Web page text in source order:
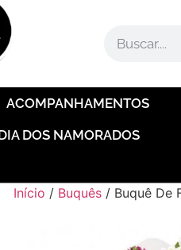
ACOMPANHAMENTOS
DOS NAMORADOS
Início / Buquês / Buquê De